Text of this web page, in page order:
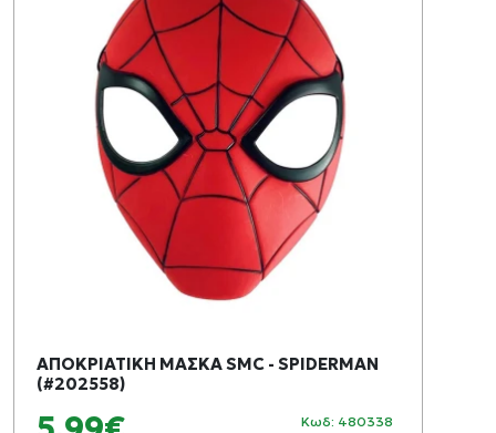
ΑΠΟΚΡΙΑΤΙΚΗ ΜΑΣΚΑ SMC - SPIDERMAN
(#202558)
Κωδ: 480338